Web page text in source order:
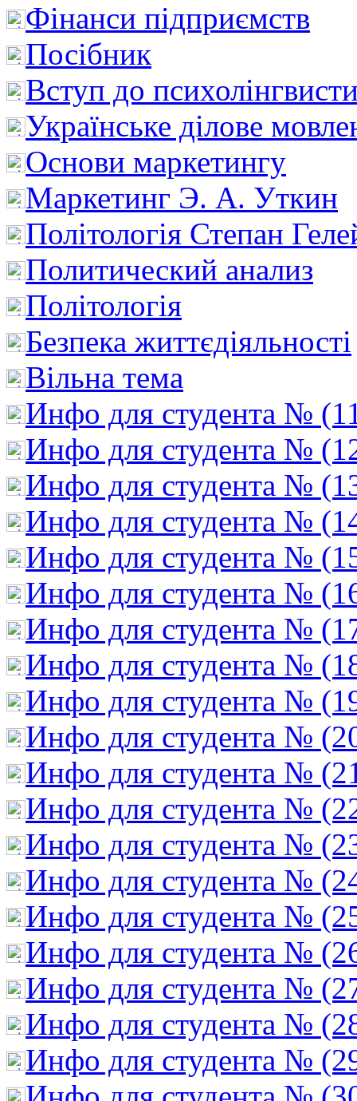
Фінанси підприємств
Посібник
Вступ до
Українське ділове
Основи маркетингу
Маркетинг Э. А. Уткин
Політологія Степан
Политический анализ
Політологія
Безпека життєдіяльності
Вільна тема
Инфо для студента №
Инфо для студента №
Инфо для студента №
Инфо для студента №
Инфо для студента №
Инфо для студента №
Инфо для студента №
Инфо для студента №
Инфо для студента №
Инфо для студента №
Инфо для студента №
Инфо для студента №
Инфо для студента №
Инфо для студента №
Инфо для студента №
Инфо для студента №
Инфо для студента №
Инфо для студента №
Инфо для студента №